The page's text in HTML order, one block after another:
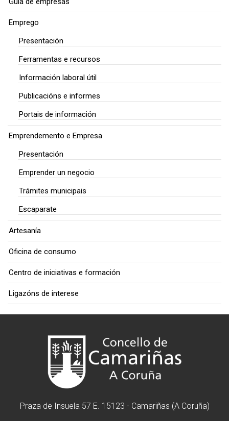
Emprego
Presentación
Ferramentas e recursos
Información laboral útil
Publicacións e informes
Portais de información
Emprendemento e Empresa
Presentación
Emprender un negocio
Trámites municipais
Escaparate
Artesanía
Oficina de consumo
Centro de iniciativas e formación
Ligazóns de interese
Praza de Insuela 57 E. 15123 - Camariñas (A Coruña)